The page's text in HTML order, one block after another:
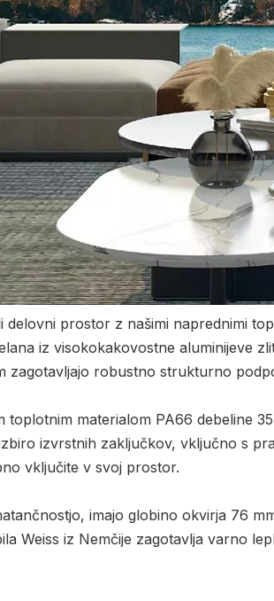
delovni prostor z našimi naprednimi
iz visokokakovostne aluminijeve
zagotavljajo robustno strukturno
toplotnim materialom PA66 debeline
izvrstnih zaključkov, vključno s
vključite v svoj prostor.
imajo globino okvirja 76
Weiss iz Nemčije zagotavlja varno